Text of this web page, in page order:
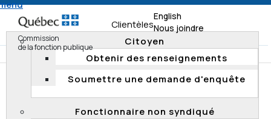
Commission
de la fonction publique
English
Nous joindre
Clientèles
Citoyen
Obtenir des renseignements
Soumettre une demande d'enquête
Fonctionnaire non syndiqué
Accueil Documentation
Décisions
Décisions 2013
2013 QCCFP 7